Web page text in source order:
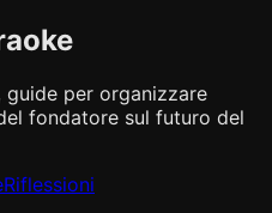
per organizzare
fondatore sul futuro del
Riflessioni